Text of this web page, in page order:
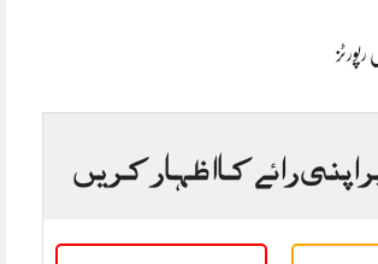
اپنی رائے کا اظہار کریں